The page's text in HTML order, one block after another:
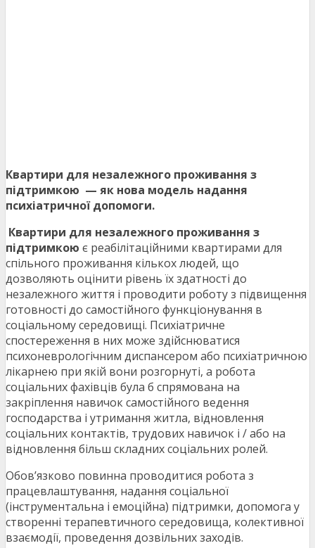
Квартири для незалежного проживання з
підтримкою — як нова модель надання
психіатричної допомоги.
Квартири для незалежного проживання з
підтримкою є реабілітаційними квартирами для
спільного проживання кількох людей, що
дозволяють оцінити рівень їх здатності до
незалежного життя і проводити роботу з підвищення
готовності до самостійного функціонування в
соціальному середовищі. Психіатричне
спостереження в них може здійснюватися
психоневрологічним диспансером або психіатричною
лікарнею при якій вони розгорнуті, а робота
соціальних фахівців була б спрямована на
закріплення навичок самостійного ведення
господарства і утримання житла, відновлення
соціальних контактів, трудових навичок і / або на
відновлення більш складних соціальних ролей.
Обов’язково повинна проводитися робота з
працевлаштування, надання соціальної
(інструментальна і емоційна) підтримки, допомога у
створенні терапевтичного середовища, колективної
взаємодії, проведення дозвільних заходів.